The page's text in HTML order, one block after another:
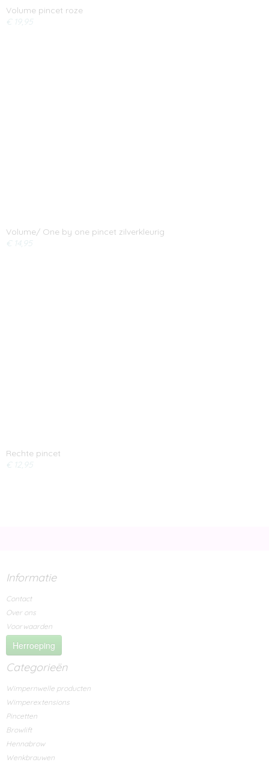
Volume pincet roze
€ 19,95
Volume/ One by one pincet zilverkleurig
€ 14,95
Rechte pincet
€ 12,95
Informatie
Contact
Over ons
Voorwaarden
Herroeping
Categorieën
Wimpernwelle producten
Wimperextensions
Pincetten
Browlift
Hennabrow
Wenkbrauwen